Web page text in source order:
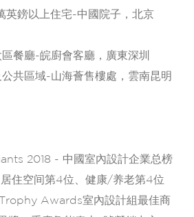
英鎊以上住宅-中國院子，北京
餐廳-皖廚會客廳，廣東深圳
共區域-山海薈售樓處，雲南昆明
2018 - 中國室內設計企業总榜
住空间第4位、健康/养老第4位
Awards室內設計組最佳商